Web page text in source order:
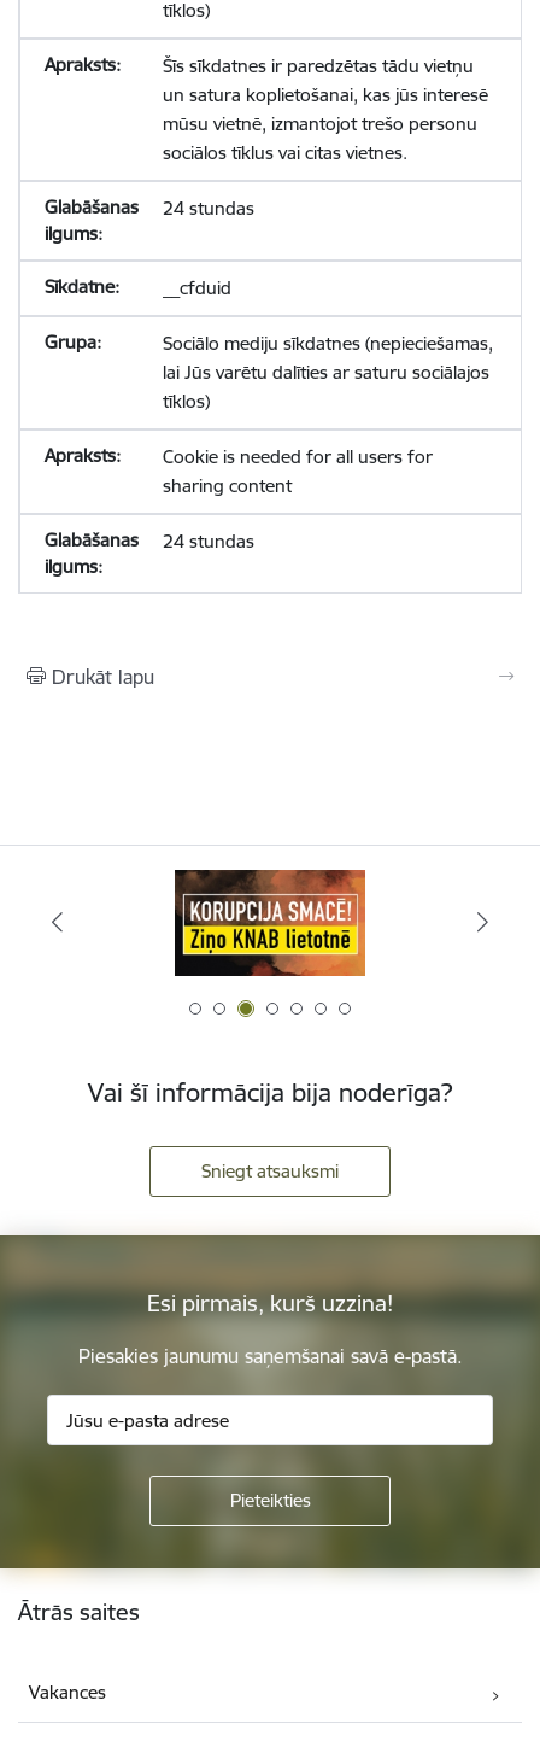
tīklos)
Šīs sīkdatnes ir paredzētas tādu vietņu
un satura koplietošanai, kas jūs interesē
mūsu vietnē, izmantojot trešo personu
sociālos tīklus vai citas vietnes.
24 stundas
__cfduid
Sociālo mediju sīkdatnes (nepieciešamas,
lai Jūs varētu dalīties ar saturu sociālajos
tīklos)
Cookie is needed for all users for
sharing content
24 stundas
Drukāt lapu
Vai šī informācija bija noderīga?
Sniegt atsauksmi
Esi pirmais, kurš uzzina!
Piesakies jaunumu saņemšanai savā e-pastā.
Kājene
Ātrās saites
Vakances